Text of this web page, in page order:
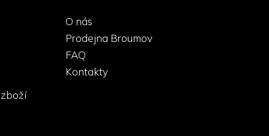
O nás
Prodejna Broumov
FAQ
Kontakty